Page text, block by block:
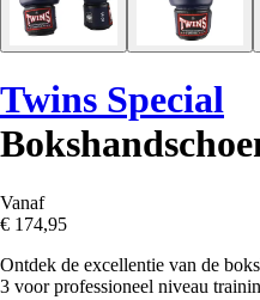
Twins Special
Vanaf
€ 174,95
Ontdek de excellentie van de
3 voor professioneel niveau